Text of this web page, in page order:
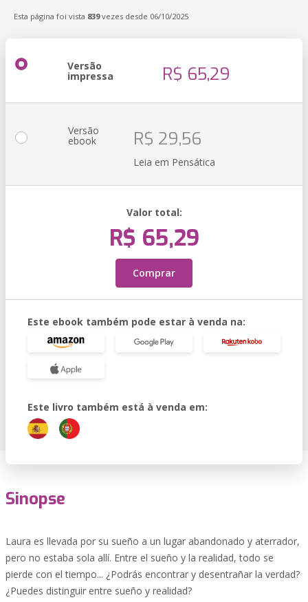
Esta página foi vista 839vezes desde 06/10/2025
Versão
impressa R$ 65,29
Versão
ebook R$ 29,56
Leia em Pensática
Valor total:
R$ 65,29
Comprar
Este ebook também pode estar à venda na:
Este livro também está à venda em:
Sinopse
Laura es llevada por su sueño a un lugar abandonado y aterrador,
pero no estaba sola allí. Entre el sueño y la realidad, todo se
pierde con el tiempo... ¿Podrás encontrar y desentrañar la verdad?
¿Puedes distinguir entre sueño y realidad?